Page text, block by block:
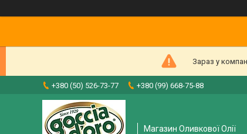
Зараз у
+380 (50) 526-73-77 +380 (99) 668-75-88
Магазин Оливкової Олії